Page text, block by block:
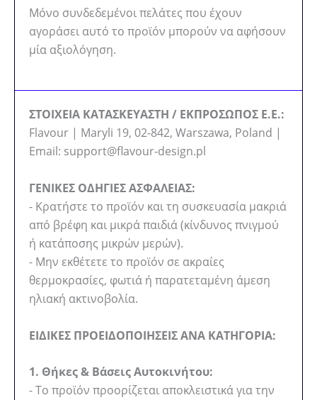
Μόνο συνδεδεμένοι πελάτες που έχουν
αγοράσει αυτό το προϊόν μπορούν να αφήσουν
μία αξιολόγηση.
ΣΤΟΙΧΕΙΑ ΚΑΤΑΣΚΕΥΑΣΤΗ / ΕΚΠΡΟΣΩΠΟΣ Ε.Ε.:
Flavour | Maryli 19, 02-842, Warszawa, Poland |
Email: support@flavour-design.pl
ΓΕΝΙΚΕΣ ΟΔΗΓΙΕΣ ΑΣΦΑΛΕΙΑΣ:
- Κρατήστε το προϊόν και τη συσκευασία μακριά
από βρέφη και μικρά παιδιά (κίνδυνος πνιγμού
ή κατάποσης μικρών μερών).
- Μην εκθέτετε το προϊόν σε ακραίες
θερμοκρασίες, φωτιά ή παρατεταμένη άμεση
ηλιακή ακτινοβολία.
ΕΙΔΙΚΕΣ ΠΡΟΕΙΔΟΠΟΙΗΣΕΙΣ ΑΝΑ ΚΑΤΗΓΟΡΙΑ:
1. Θήκες & Βάσεις Αυτοκινήτου:
- Το προϊόν προορίζεται αποκλειστικά για την